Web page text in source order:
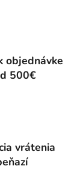
objednávke
500€
vrátenia